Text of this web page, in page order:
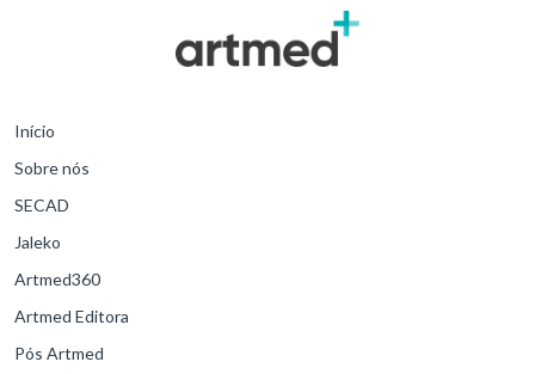
Início
Sobre nós
SECAD
Jaleko
Artmed360
Artmed Editora
Pós Artmed